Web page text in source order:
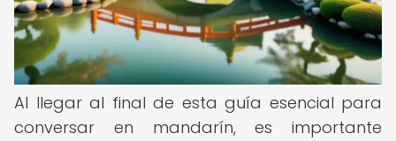
Al llegar al final de esta guía esencial para
conversar en mandarín, es importante